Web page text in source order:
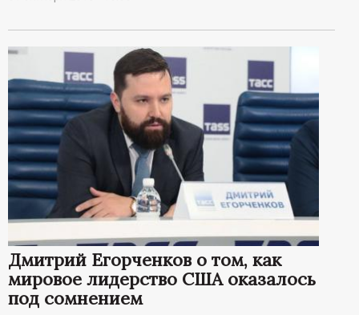
Дмитрий Егорченков о том, как
мировое лидерство США оказалось
под сомнением